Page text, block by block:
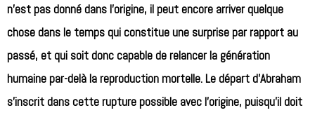
n’est pas donné dans l’origine, il peut encore arriver quelque
chose dans le temps qui constitue une surprise par rapport au
passé, et qui soit donc capable de relancer la génération
humaine par-delà la reproduction mortelle. Le départ d’Abraham
s’inscrit dans cette rupture possible avec l’origine, puisqu’il doit